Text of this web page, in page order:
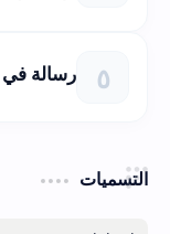
رسالة في
التسميات